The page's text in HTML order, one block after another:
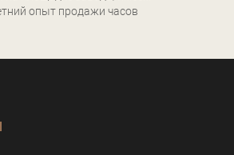
опыт продажи часов